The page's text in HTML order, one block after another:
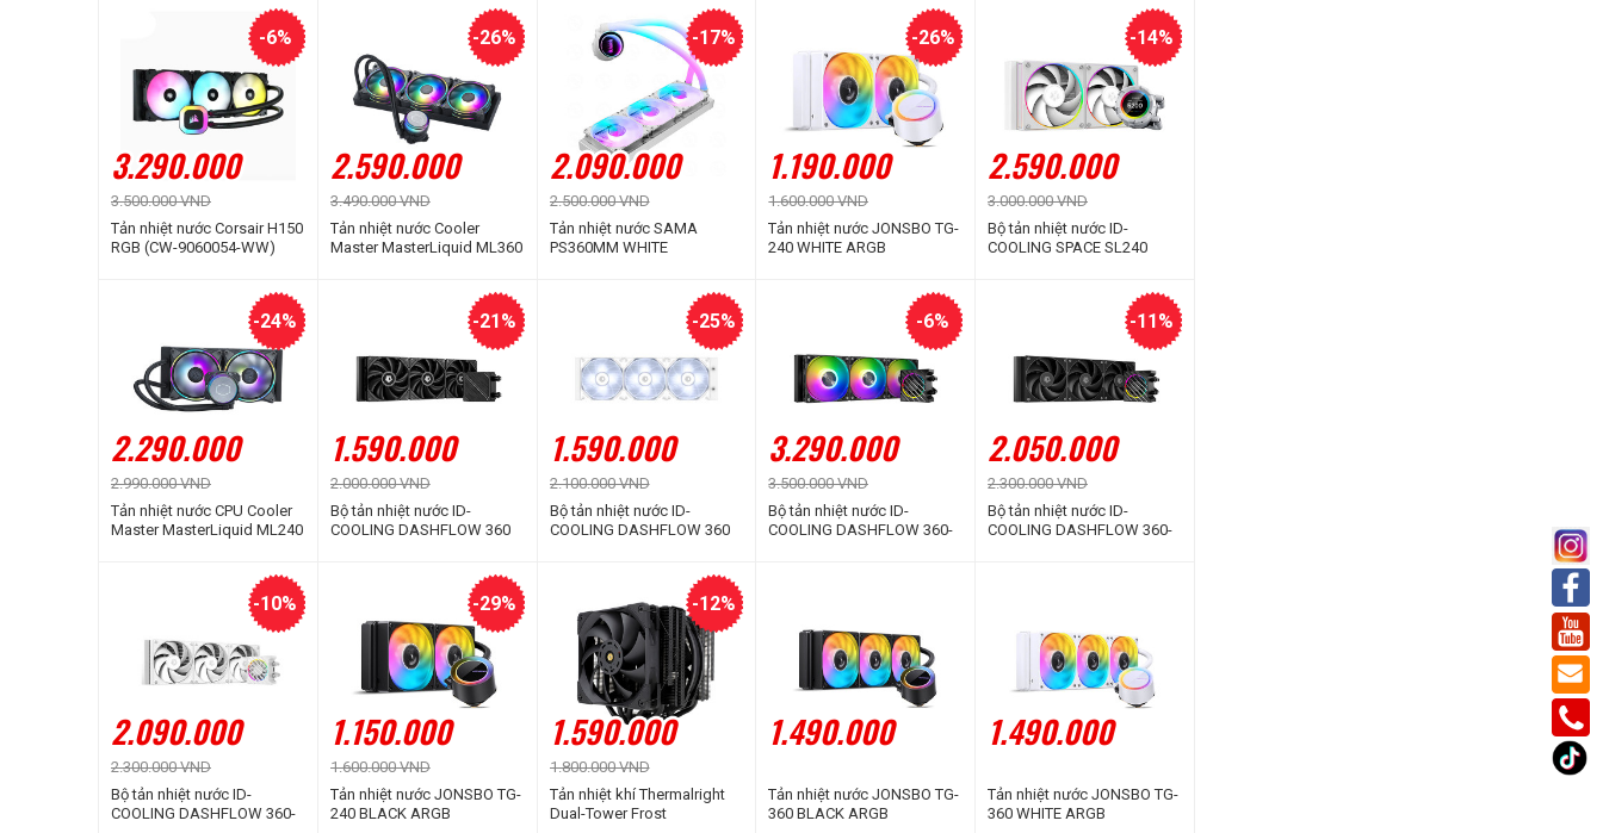
3.290.000
3.500.000 VND
-6%
Tản nhiệt nước Corsair H150
RGB (CW-9060054-WW)
2.590.000
3.490.000 VND
-26%
Tản nhiệt nước Cooler
Master MasterLiquid ML360
2.090.000
2.500.000 VND
-17%
Tản nhiệt nước SAMA
PS360MM WHITE
1.190.000
1.600.000 VND
-26%
Tản nhiệt nước JONSBO TG-
240 WHITE ARGB
2.590.000
3.000.000 VND
-14%
Bộ tản nhiệt nước ID-
COOLING SPACE SL240
2.290.000
2.990.000 VND
-24%
Tản nhiệt nước CPU Cooler
Master MasterLiquid ML240
1.590.000
2.000.000 VND
-21%
Bộ tản nhiệt nước ID-
COOLING DASHFLOW 360
1.590.000
2.100.000 VND
-25%
Bộ tản nhiệt nước ID-
COOLING DASHFLOW 360
3.290.000
3.500.000 VND
-6%
Bộ tản nhiệt nước ID-
COOLING DASHFLOW 360-
2.050.000
2.300.000 VND
-11%
Bộ tản nhiệt nước ID-
COOLING DASHFLOW 360-
2.090.000
2.300.000 VND
-10%
Bộ tản nhiệt nước ID-
COOLING DASHFLOW 360-
1.150.000
1.600.000 VND
-29%
Tản nhiệt nước JONSBO TG-
240 BLACK ARGB
1.590.000
1.800.000 VND
-12%
Tản nhiệt khí Thermalright
Dual-Tower Frost
1.490.000
Tản nhiệt nước JONSBO TG-
360 BLACK ARGB
1.490.000
Tản nhiệt nước JONSBO TG-
360 WHITE ARGB